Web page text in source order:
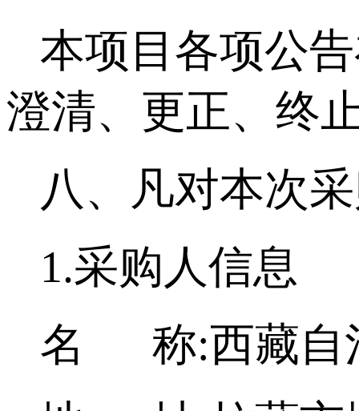
本项目各项公
澄清、更正、终
八、凡对本次
1.采购人信息
名 称:西藏自